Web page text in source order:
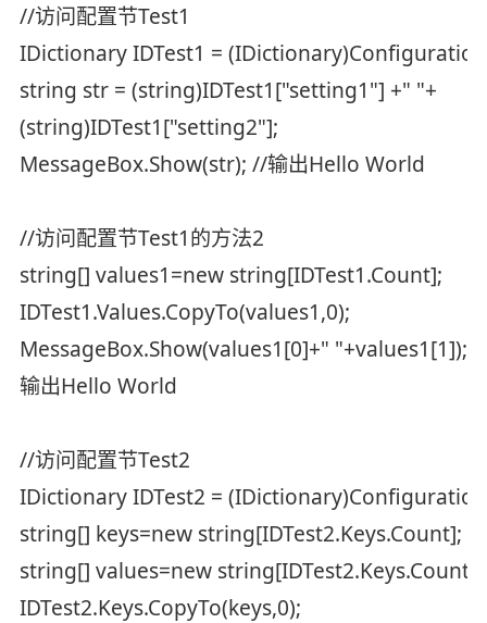
//访问配置节Test1
IDictionary IDTest1 =
string str = (string)IDTest1["setting1"] +" "+
(string)IDTest1["setting2"];
MessageBox.Show(str); //输出Hello World
//访问配置节Test1的方法2
string[] values1=new string[IDTest1.Count];
IDTest1.Values.CopyTo(values1,0);
MessageBox.Show(values1[0]+" "+values1[1]); //
输出Hello World
//访问配置节Test2
IDictionary IDTest2 =
string[] keys=new string[IDTest2.Keys.Count];
string[] values=new string[IDTest2.Keys.Count];
IDTest2.Keys.CopyTo(keys,0);